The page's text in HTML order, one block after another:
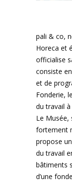
pali & co,
Horeca et
officialise
consiste
et de
Fonderie,
du travail
Le Musée,
fortement
propose
du travail
bâtiments
d’une